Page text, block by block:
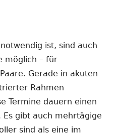
ist, sind auch
möglich – für
Gerade in akuten
Rahmen
Termine dauern einen
Es gibt auch mehrtägige
sind als eine im